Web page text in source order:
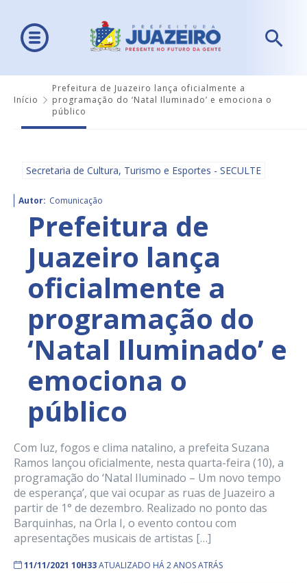
Início
Prefeitura de Juazeiro lança oficialmente a
programação do ‘Natal Iluminado’ e emociona o
público
Secretaria de Cultura, Turismo e Esportes - SECULTE
Autor: Comunicação
Prefeitura de
Juazeiro lança
oficialmente a
programação do
‘Natal Iluminado’ e
emociona o
público
Com luz, fogos e clima natalino, a prefeita Suzana
Ramos lançou oficialmente, nesta quarta-feira (10), a
programação do ‘Natal Iluminado – Um novo tempo
de esperança’, que vai ocupar as ruas de Juazeiro a
partir de 1° de dezembro. Realizado no ponto das
Barquinhas, na Orla I, o evento contou com
apresentações musicais de artistas […]
11/11/2021 10H33ATUALIZADO HÁ 2 ANOS ATRÁS